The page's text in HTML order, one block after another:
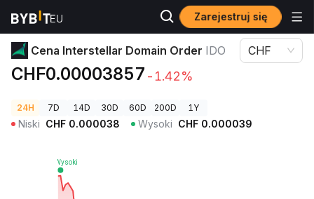
Zarejestruj się
Ceny kryptowalut Cena Interstellar Domain Order IDO
Cena Interstellar Domain Order IDO
CHF0.00003857 -1.42%
CHF
24H 7D 14D 30D 60D 200D 1Y
Niski CHF 0.000038 Wysoki CHF 0.000039